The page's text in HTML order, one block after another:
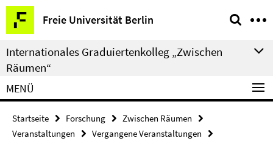
Springe
direkt
zu
Inhalt
Freie Universität Berlin
Service-
Navigation
Internationales Graduiertenkolleg „Zwischen
Räumen“
MENÜ
Startseite Forschung
Zwischen Räumen
Veranstaltungen
Vergangene Veranstaltungen